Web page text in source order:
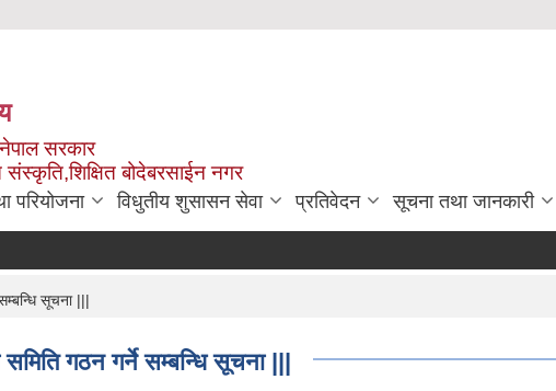
सरकार
बोदेबरसाईन नगर
परियोजना विधुतीय शुसासन सेवा प्रतिवेदन सूचना तथा जानकारी
सूचना |||
गठन गर्ने सम्बन्धि सूचना |||